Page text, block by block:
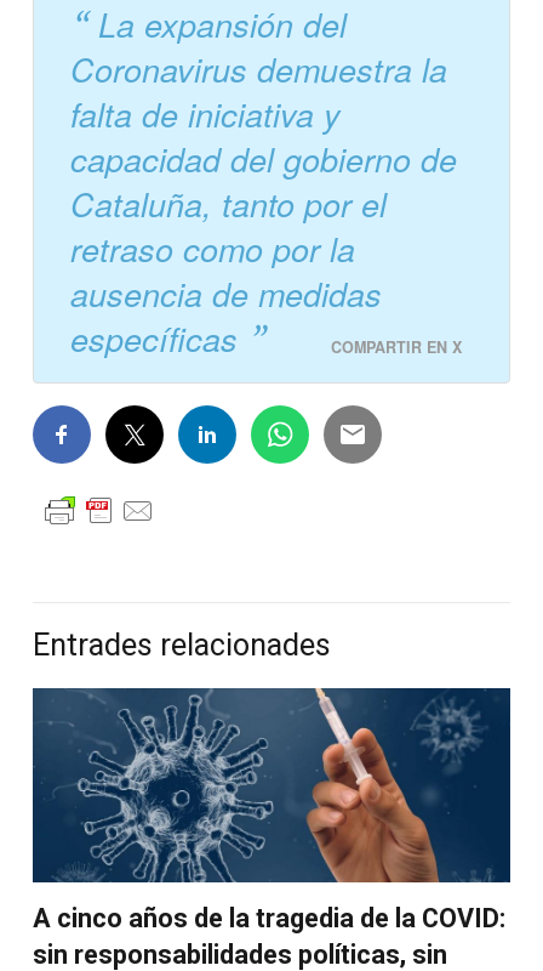
La expansión del
Coronavirus demuestra la
falta de iniciativa y
capacidad del gobierno de
Cataluña, tanto por el
retraso como por la
ausencia de medidas
específicas
COMPARTIR EN X
Entrades relacionades
A cinco años de la tragedia de la COVID:
sin responsabilidades políticas, sin